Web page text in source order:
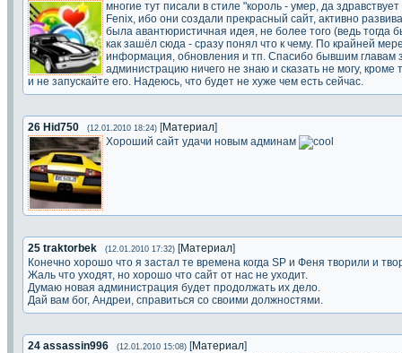
многие тут писали в стиле "король - умер, да
Fenix, ибо они создали прекрасный сайт, активно
была авантюристичная идея, не более того (ведь тогда
как зашёл сюда - сразу понял что к чему. По крайней
информация, обновления и тп. Спасибо бывшим главам
администрацию ничего не знаю и сказать не могу,
и не запускайте его. Надеюсь, что будет не хуже чем есть сейчас.
26 Hid750 (12.01.2010 18:24) [Материал]
Хороший сайт удачи новым админам
25 traktorbek (12.01.2010 17:32) [Материал]
Конечно хорошо что я застал те времена когда SP и Феня творили и
Жаль что уходят, но хорошо что сайт от нас не уходит.
Думаю новая администрация будет продолжать их дело.
Дай вам бог, Андреи, справиться со своими должностями.
24 assassin996 (12.01.2010 15:08) [Материал]